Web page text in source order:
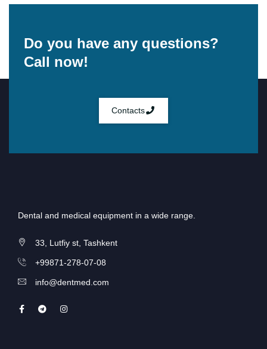
Do you have any questions?
Call now!
Contacts
Dental and medical equipment in a wide range.
33, Lutfiy st, Tashkent
+99871-278-07-08
info@dentmed.com